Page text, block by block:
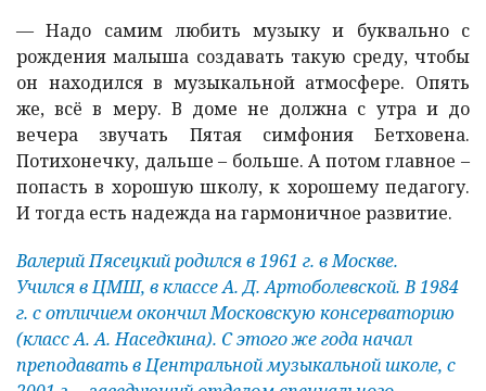
—Надо самим любить музыку и буквально с
рождения малыша создавать такую среду, чтобы
он находился в музыкальной атмосфере. Опять
же, всё в меру. В доме не должна с утра и до
вечера звучать Пятая симфония Бетховена.
Потихонечку, дальше – больше. А потом главное –
попасть в хорошую школу, к хорошему педагогу.
И тогда есть надежда на гармоничное развитие.
Валерий Пясецкий родился в 1961 г. в Москве.
Учился в ЦМШ, в классе А. Д. Артоболевской. В 1984
г. с отличием окончил Московскую консерваторию
(класс А. А. Наседкина). С этого же года начал
преподавать в Центральной музыкальной школе, с